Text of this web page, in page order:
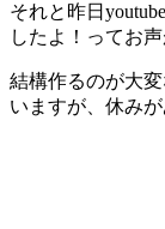
それと昨日
したよ！ってお
結構作るのが大
いますが、休み